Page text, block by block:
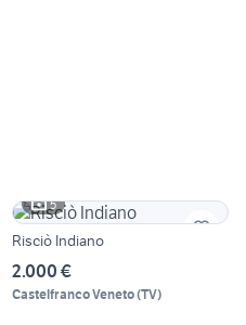
5
Risciò Indiano
2.000 €
Castelfranco Veneto(TV)